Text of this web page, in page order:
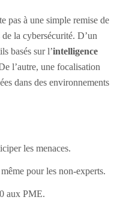
pas à une simple remise de
la cybersécurité. D’un
basés sur l’intelligence
l’autre, une focalisation
dans des environnements
les menaces.
pour les non-experts.
aux PME.